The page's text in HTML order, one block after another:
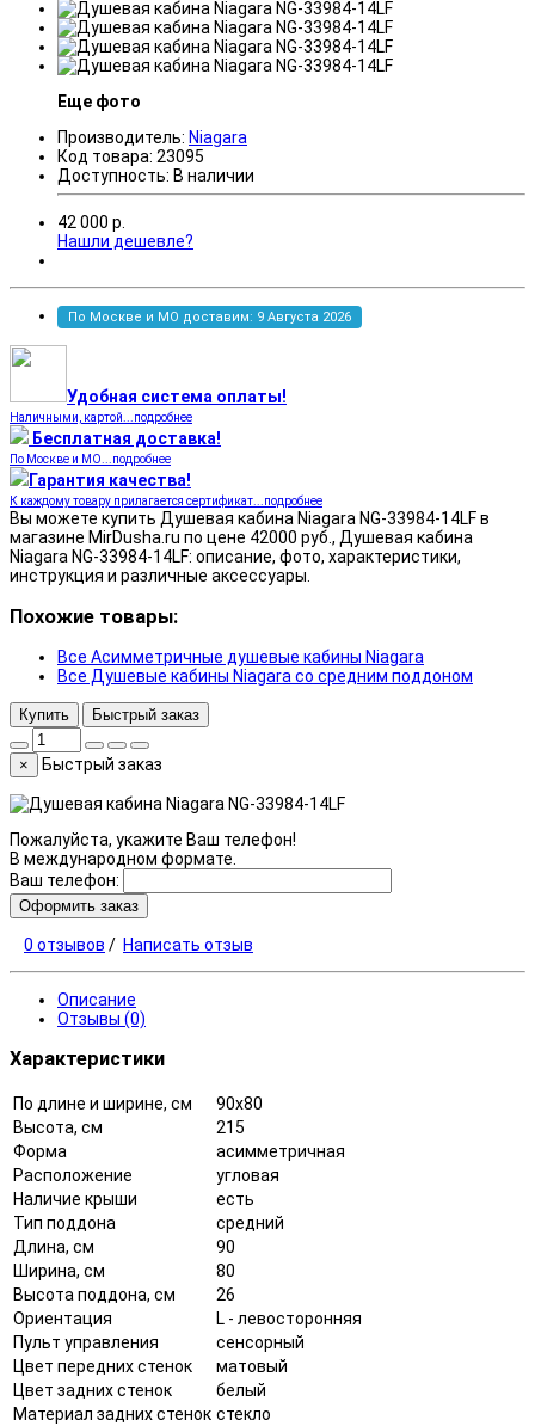
Еще фото
Производитель: Niagara
Код товара: 23095
Доступность: В наличии
42 000 р.
Нашли дешевле?
По Москве и МО доставим: 9 Августа 2026
Удобная система оплаты!
Наличными, картой...подробнее
Бесплатная доставка!
По Москве и МО...подробнее
Гарантия качества!
К каждому товару прилагается сертификат...подробнее
Вы можете купить Душевая кабина Niagara NG-33984-14LF в
магазине MirDusha.ru по цене 42000 руб., Душевая кабина
Niagara NG-33984-14LF: описание, фото, характеристики,
инструкция и различные аксессуары.
Похожие товары:
Все Асимметричные душевые кабины Niagara
Все Душевые кабины Niagara со средним поддоном
Купить Быстрый заказ
× Быстрый заказ
Пожалуйста, укажите Ваш телефон!
В международном формате.
Ваш телефон:
Оформить заказ
0 отзывов / Написать отзыв
Описание
Отзывы (0)
Характеристики
По длине и ширине, см
90x80
Высота, см
215
Форма
асимметричная
Расположение
угловая
Наличие крыши
есть
Тип поддона
средний
Длина, см
90
Ширина, см
80
Высота поддона, см
26
Ориентация
L - левосторонняя
Пульт управления
сенсорный
Цвет передних стенок
матовый
Цвет задних стенок
белый
Материал задних стенок стекло